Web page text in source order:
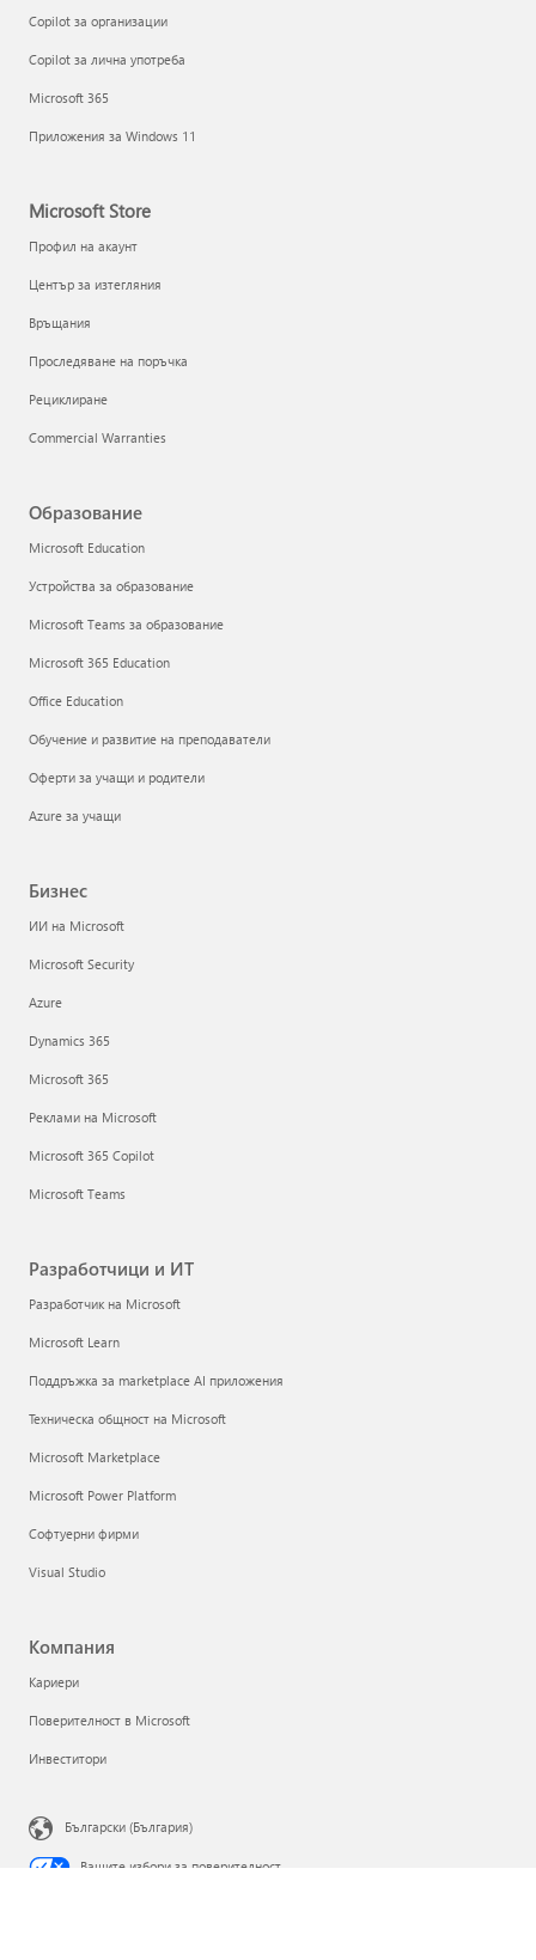
Copilot за организации
Copilot за лична употреба
Microsoft 365
Приложения за Windows 11
Microsoft Store
Профил на акаунт
Център за изтегляния
Връщания
Проследяване на поръчка
Рециклиране
Commercial Warranties
Образование
Microsoft Education
Устройства за образование
Microsoft Teams за образование
Microsoft 365 Education
Office Education
Обучение и развитие на преподаватели
Оферти за учащи и родители
Azure за учащи
Бизнес
ИИ на Microsoft
Microsoft Security
Azure
Dynamics 365
Microsoft 365
Реклами на Microsoft
Microsoft 365 Copilot
Microsoft Teams
Разработчици и ИТ
Разработчик на Microsoft
Microsoft Learn
Поддръжка за marketplace AI приложения
Техническа общност на Microsoft
Microsoft Marketplace
Microsoft Power Platform
Софтуерни фирми
Visual Studio
Компания
Кариери
Поверителност в Microsoft
Инвеститори
Български (България)
Вашите избори за поверителност